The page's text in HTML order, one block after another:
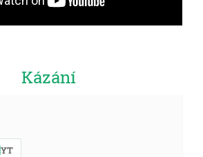
Kázání
YT